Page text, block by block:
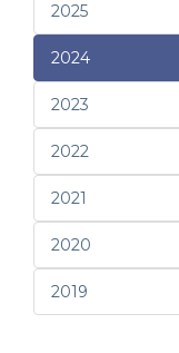
2025
2024
2023
2022
2021
2020
2019